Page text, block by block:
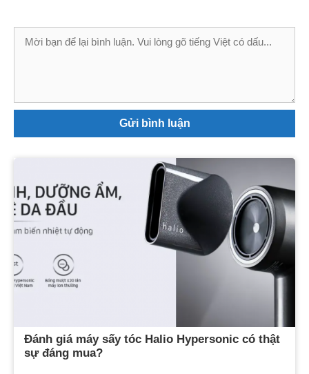
Bình
Đánh giá máy sấy tóc Halio Hypersonic có thật
sự đáng mua?